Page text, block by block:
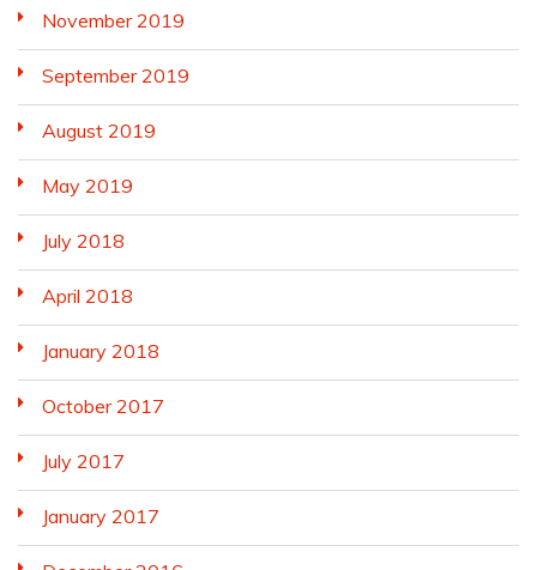
November 2019
September 2019
August 2019
May 2019
July 2018
April 2018
January 2018
October 2017
July 2017
January 2017